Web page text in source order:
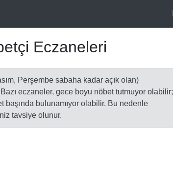
Eczaneleri
Perşembe sabaha kadar açık olan)
eczaneler, gece boyu nöbet tutmuyor olabilir;
başında bulunamıyor olabilir. Bu nedenle
tavsiye olunur.